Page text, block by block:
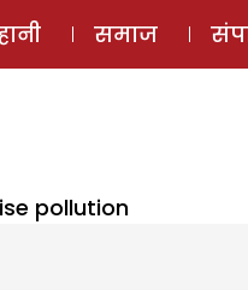
समाज
pollution